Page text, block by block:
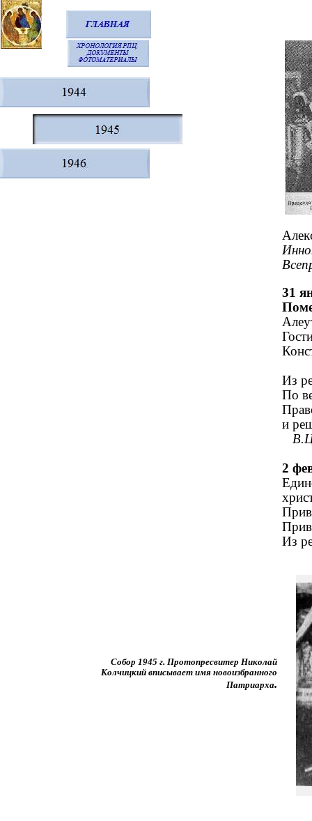
Собор 1945 г. Протопресвитер Николай
Колчицкий вписывает имя новоизбранного
Патриарха.
31
Из
По
и
2
Из